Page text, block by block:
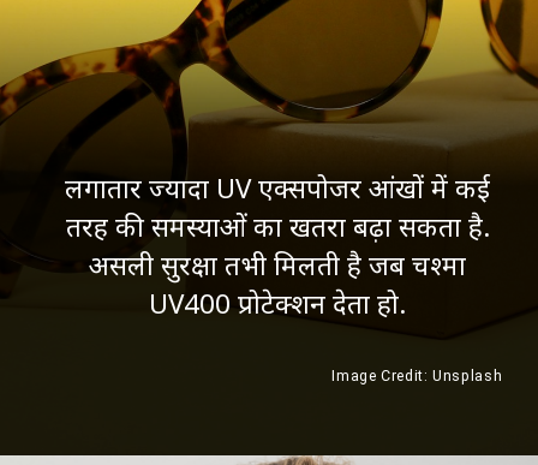
लगातार ज्यादा UV एक्सपोजर आंखों में कई
तरह की समस्याओं का खतरा बढ़ा सकता है.
असली सुरक्षा तभी मिलती है जब चश्मा
UV400 प्रोटेक्शन देता हो.
Image Credit: Unsplash